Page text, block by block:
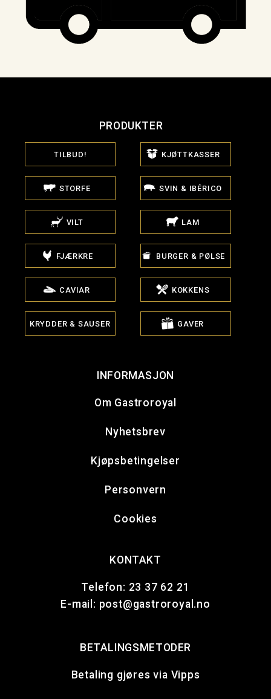
PRODUKTER
TILBUD! KJØTTKASSER
STORFE SVIN & IBÉRICO
VILT LAM
FJÆRKRE BURGER & PØLSE
CAVIAR KOKKENS
KRYDDER & SAUSER GAVER
INFORMASJON
Om Gastroroyal
Nyhetsbrev
Kjøpsbetingelser
Personvern
Cookies
KONTAKT
Telefon: 23 37 62 21
E-mail: post@gastroroyal.no
BETALINGSMETODER
Betaling gjøres via Vipps